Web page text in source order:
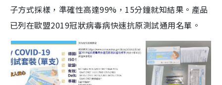
子方式採樣，準確性高達99%，15分鐘就知結果。產品
已列在歐盟2019冠狀病毒病快速抗原測試通用名單。